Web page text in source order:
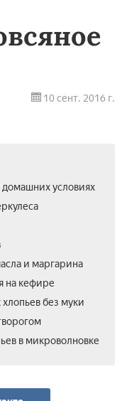
10 сент. 2016 г.
домашних условиях
и маргарина
на кефире
без муки
в микроволновке